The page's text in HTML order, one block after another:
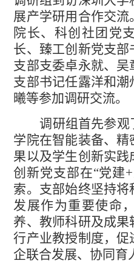
展产学研用合作交
院长、科创社团党
长、臻工创新党支
支部支委卓永就、
支部书记任露洋和
曦等参加调研交流。
调研组首先参
学院在智能装备、
果以及学生创新实
创新党支部在“党建
索。支部始终坚持
发展作为重要使命
养、教师科研及成
行产业教授制度，
企联合发展、协同育